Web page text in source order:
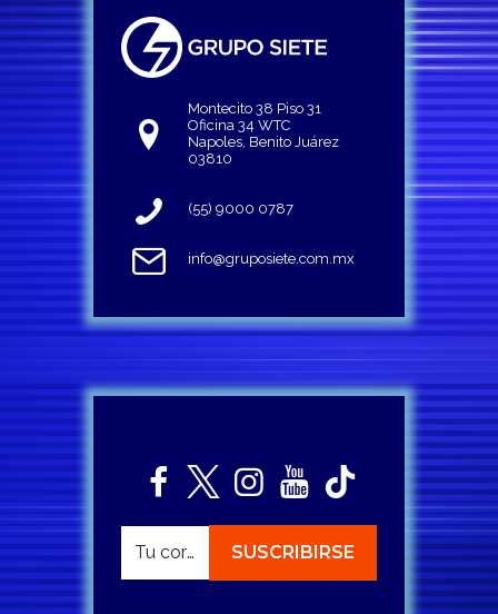
Montecito 38 Piso 31
Oficina 34 WTC
Napoles, Benito Juárez
03810
(55) 9000 0787
info@gruposiete.com.mx